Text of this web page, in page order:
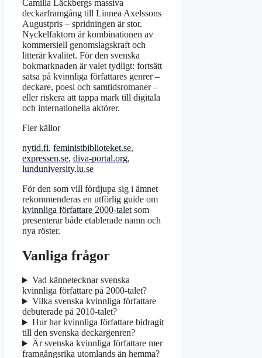
Camilla Läckbergs massiva
deckarframgång till Linnea Axelssons
Augustpris – spridningen är stor.
Nyckelfaktorn är kombinationen av
kommersiell genomslagskraft och
litterär kvalitet. För den svenska
bokmarknaden är valet tydligt: fortsätt
satsa på kvinnliga författares genrer –
deckare, poesi och samtidsromaner –
eller riskera att tappa mark till digitala
och internationella aktörer.
Fler källor
nytid.fi, feministbiblioteket.se,
expressen.se, diva-portal.org,
lunduniversity.lu.se
För den som vill fördjupa sig i ämnet
rekommenderas en utförlig guide om
kvinnliga författare 2000-talet som
presenterar både etablerade namn och
nya röster.
Vanliga frågor
Vad kännetecknar svenska
kvinnliga författare på 2000-talet?
Vilka svenska kvinnliga författare
debuterade på 2010-talet?
Hur har kvinnliga författare bidragit
till den svenska deckargenren?
Är svenska kvinnliga författare mer
framgångsrika utomlands än hemma?